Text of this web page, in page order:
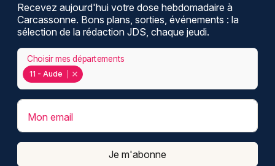
Recevez aujourd'hui votre dose hebdomadaire à
Carcassonne. Bons plans, sorties, événements : la
sélection de la rédaction JDS, chaque jeudi.
11 - Aude
Choisir mes départements
Mon email
Je m'abonne